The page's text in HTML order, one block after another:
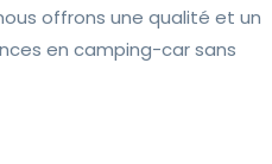
offrons une qualité et un
en camping-car sans